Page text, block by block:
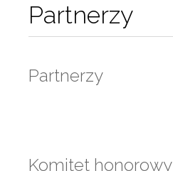
Partnerzy
Partnerzy
Komitet honorowy